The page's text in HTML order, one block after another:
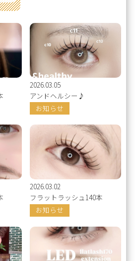
2026.03.05
アンドヘルシー♪
お知らせ
2026.03.02
フラットラッシュ140本
お知らせ